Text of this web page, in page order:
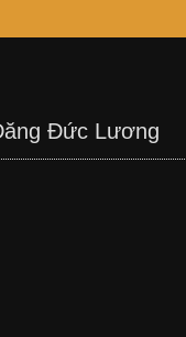
Đức Lương